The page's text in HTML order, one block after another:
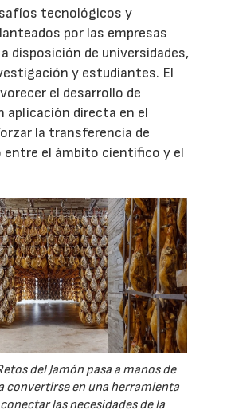
tecnológicos y
por las empresas
disposición de universidades,
y estudiantes. El
el desarrollo de
aplicación directa en el
la transferencia de
el ámbito científico y el
del Jamón pasa a manos de
convertirse en una herramienta
las necesidades de la